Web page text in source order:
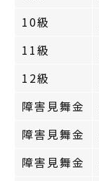
10級
11級
12級
障害見舞金
障害見舞金
障害見舞金